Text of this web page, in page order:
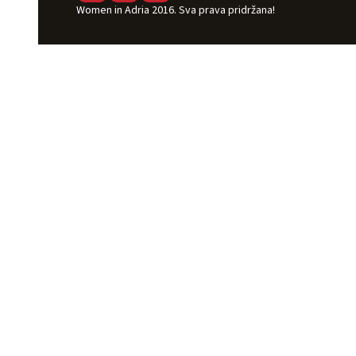
Women in Adria 2016. Sva prava pridržana!